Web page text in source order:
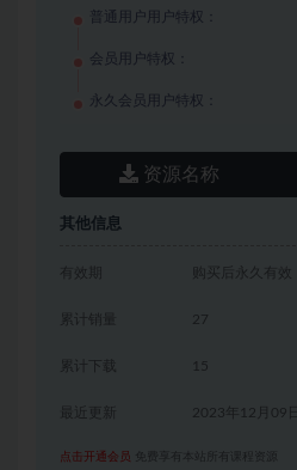
普通用户用户特权：
会员用户特权：
永久会员用户特权：
资源名称
其他信息
有效期 购买后永久有效
累计销量 27
累计下载 15
2023年12月09日
点击开通会员 免费享有本站所有课程资源